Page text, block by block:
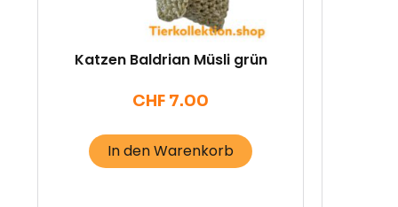
Katzen Baldrian Müsli grün
CHF 7.00
In den Warenkorb